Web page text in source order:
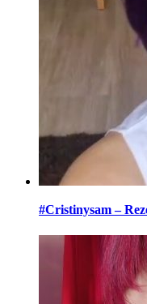
#Cristinysam –